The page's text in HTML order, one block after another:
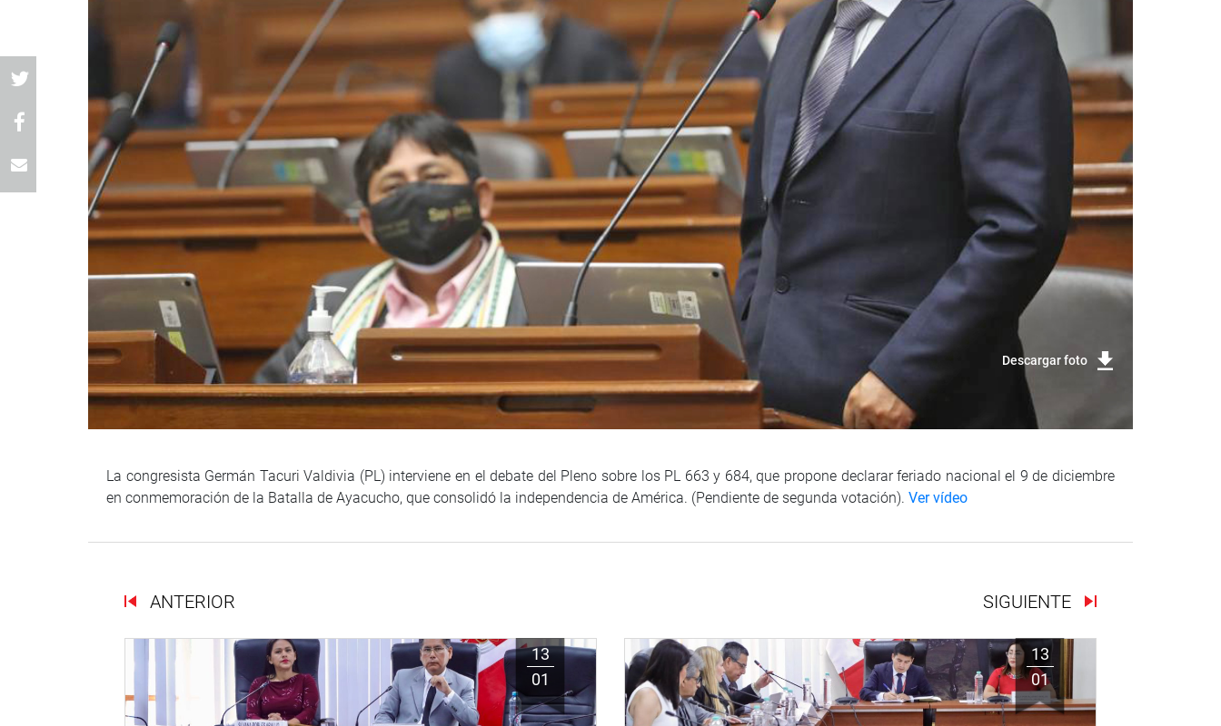
Descargar foto
La congresista Germán Tacuri Valdivia (PL) interviene en el debate del Pleno sobre los PL 663 y 684, que propone declarar feriado nacional el 9 de diciembre
en conmemoración de la Batalla de Ayacucho, que consolidó la independencia de América. (Pendiente de segunda votación). Ver vídeo
ANTERIOR SIGUIENTE
13
01
13
01